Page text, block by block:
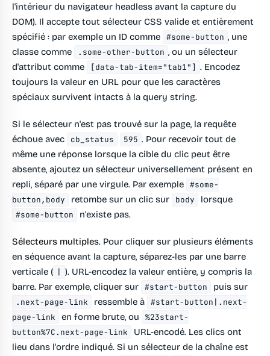
l'intérieur du navigateur headless avant la capture du
DOM). Il accepte tout sélecteur CSS valide et entièrement
spécifié : par exemple un ID comme #some-button , une
classe comme
.some-other-button , ou un sélecteur
d'attribut comme
[data-tab-item="tab1"] . Encodez
toujours la valeur en URL pour que les caractères
spéciaux survivent intacts à la query string.
Si le sélecteur n'est pas trouvé sur la page, la requête
échoue avec
cb_status 595 . Pour recevoir tout de
même une réponse lorsque la cible du clic peut être
absente, ajoutez un sélecteur universellement présent en
repli, séparé par une virgule. Par exemple #some-
button,body
retombe sur un clic sur body lorsque
#some-button n'existe pas.
Sélecteurs multiples. Pour cliquer sur plusieurs éléments
en séquence avant la capture, séparez-les par une barre
verticale ( | ). URL-encodez la valeur entière, y compris la
barre. Par exemple, cliquer sur #start-button puis sur
.next-page-link ressemble à
#start-button|.next-
page-link
en forme brute, ou
%23start-
button%7C.next-page-link
URL-encodé. Les clics ont
lieu dans l'ordre indiqué. Si un sélecteur de la chaîne est